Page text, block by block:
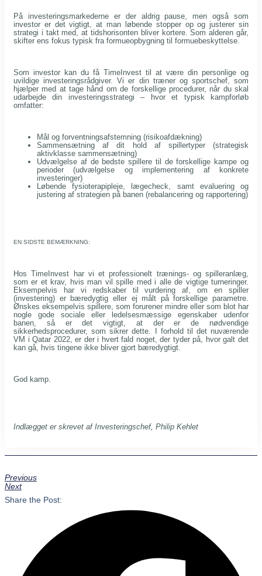
På investeringsmarkederne er der aldrig pause, men også som
investor er det vigtigt, at man løbende stopper op og justerer sin
strategi i takt med, at tidshorisonten bliver kortere. Som alderen går,
skifter ens fokus typisk fra formueopbygning til formuebeskyttelse.
Som investor kan du få TimeInvest til at være din personlige og
uvildige investeringsrådgiver. Vi er din træner og sportschef, som
hjælper med at tage hånd om de forskellige procedurer, når du skal
udarbejde din investeringsstrategi – hvor et typisk kampforløb
omfatter:
Mål og forventningsafstemning (risikoafdækning)
Sammensætning af dit hold af spillertyper (strategisk
aktivklasse sammensætning)
Udvælgelse af de bedste spillere til de forskellige kampe og
perioder (udvælgelse og implementering af konkrete
investeringer)
Løbende fysioterapipleje, lægecheck, samt evaluering og
justering af strategien på banen (rebalancering og rapportering)
EN SIDSTE BEMÆRKNING:
Hos TimeInvest har vi et professionelt trænings- og spilleranlæg,
som er et krav, hvis man vil spille med i alle de vigtige turneringer.
Eksempelvis har vi redskaber til vurdering af, om en spiller
(investering) er bæredygtig eller ej målt på forskellige parametre.
Ønskes eksempelvis spillere, som forurener mindre eller som blot har
nogle gode sociale eller ledelsesmæssige egenskaber udenfor
banen, så er det vigtigt, at der er de nødvendige
sikkerhedsprocedurer, som sikrer dette. I forhold til det nuværende
VM i Qatar 2022, er der i hvert fald noget, der tyder på, hvor galt det
kan gå, hvis tingene ikke bliver gjort bæredygtigt.
God kamp.
Indlægget er skrevet af Investeringschef, Philip Kehlet
Previous
Next
Share the Post: